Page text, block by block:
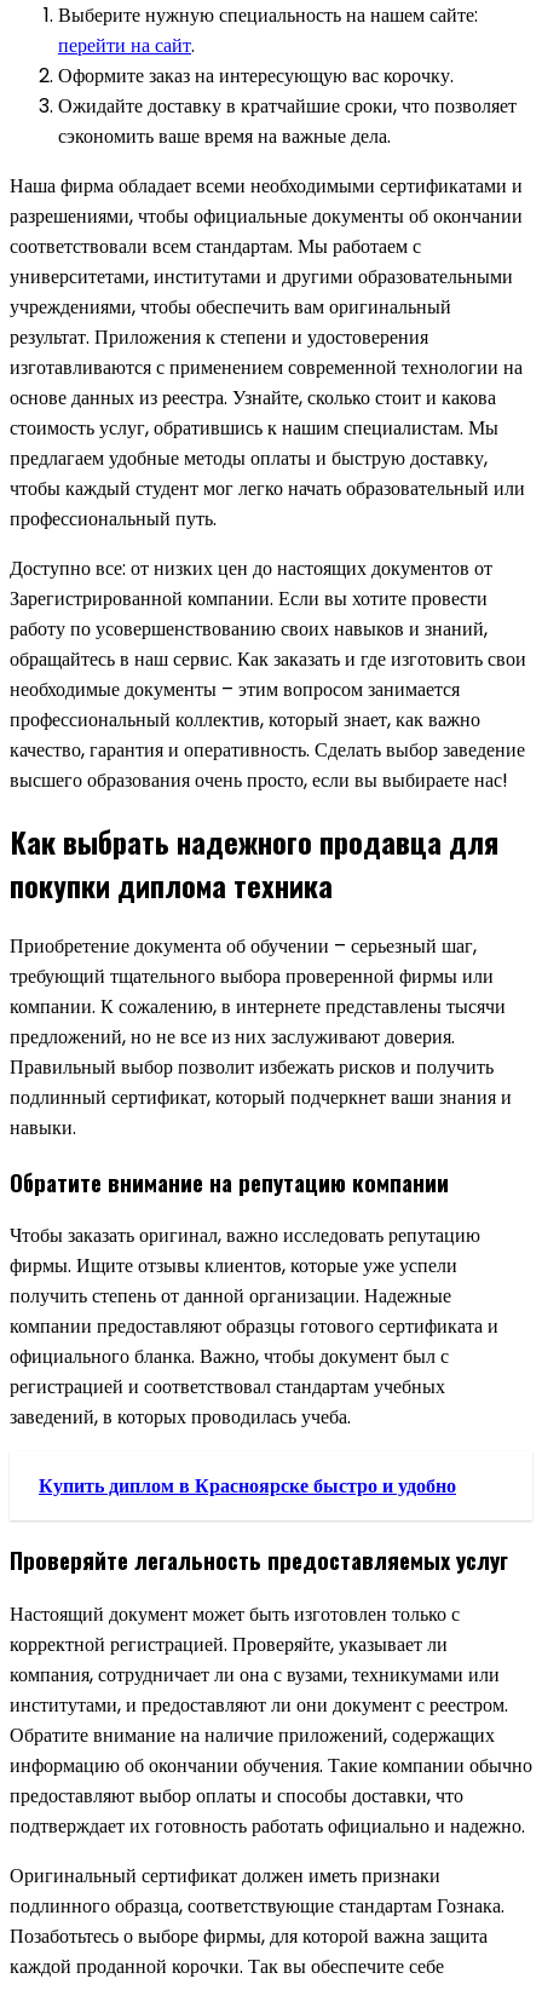
Выберите нужную специальность на нашем сайте:
перейти на сайт.
Оформите заказ на интересующую вас корочку.
Ожидайте доставку в кратчайшие сроки, что позволяет
сэкономить ваше время на важные дела.
Наша фирма обладает всеми необходимыми сертификатами и
разрешениями, чтобы официальные документы об окончании
соответствовали всем стандартам. Мы работаем с
университетами, институтами и другими образовательными
учреждениями, чтобы обеспечить вам оригинальный
результат. Приложения к степени и удостоверения
изготавливаются с применением современной технологии на
основе данных из реестра. Узнайте, сколько стоит и какова
стоимость услуг, обратившись к нашим специалистам. Мы
предлагаем удобные методы оплаты и быструю доставку,
чтобы каждый студент мог легко начать образовательный или
профессиональный путь.
Доступно все: от низких цен до настоящих документов от
Зарегистрированной компании. Если вы хотите провести
работу по усовершенствованию своих навыков и знаний,
обращайтесь в наш сервис. Как заказать и где изготовить свои
необходимые документы – этим вопросом занимается
профессиональный коллектив, который знает, как важно
качество, гарантия и оперативность. Сделать выбор заведение
высшего образования очень просто, если вы выбираете нас!
Как выбрать надежного продавца для
покупки диплома техника
Приобретение документа об обучении – серьезный шаг,
требующий тщательного выбора проверенной фирмы или
компании. К сожалению, в интернете представлены тысячи
предложений, но не все из них заслуживают доверия.
Правильный выбор позволит избежать рисков и получить
подлинный сертификат, который подчеркнет ваши знания и
навыки.
Обратите внимание на репутацию компании
Чтобы заказать оригинал, важно исследовать репутацию
фирмы. Ищите отзывы клиентов, которые уже успели
получить степень от данной организации. Надежные
компании предоставляют образцы готового сертификата и
официального бланка. Важно, чтобы документ был с
регистрацией и соответствовал стандартам учебных
заведений, в которых проводилась учеба.
Купить диплом в Красноярске быстро и удобно
Проверяйте легальность предоставляемых услуг
Настоящий документ может быть изготовлен только с
корректной регистрацией. Проверяйте, указывает ли
компания, сотрудничает ли она с вузами, техникумами или
институтами, и предоставляют ли они документ с реестром.
Обратите внимание на наличие приложений, содержащих
информацию об окончании обучения. Такие компании обычно
предоставляют выбор оплаты и способы доставки, что
подтверждает их готовность работать официально и надежно.
Оригинальный сертификат должен иметь признаки
подлинного образца, соответствующие стандартам Гознака.
Позаботьтесь о выборе фирмы, для которой важна защита
каждой проданной корочки. Так вы обеспечите себе